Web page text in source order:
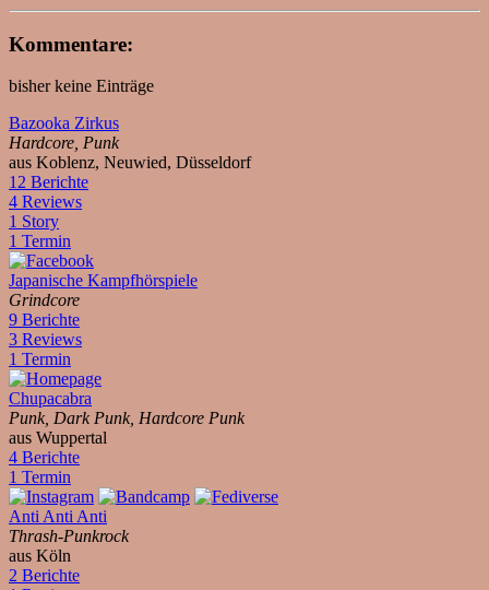
Kommentare:
bisher keine Einträge
Bazooka Zirkus
Hardcore, Punk
aus Koblenz, Neuwied, Düsseldorf
12 Berichte
4 Reviews
1 Story
1 Termin
Japanische Kampfhörspiele
Grindcore
9 Berichte
3 Reviews
1 Termin
Chupacabra
Punk, Dark Punk, Hardcore Punk
aus Wuppertal
4 Berichte
1 Termin
Anti Anti Anti
Thrash-Punkrock
aus Köln
2 Berichte